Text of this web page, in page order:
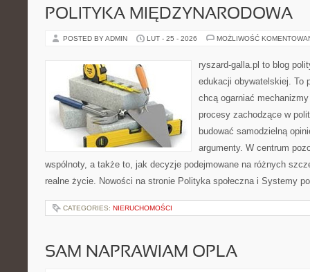
POLITYKA MIĘDZYNARODOWA
POSTED BY ADMIN LUT - 25 - 2026 MOŻLIWOŚĆ
ryszard-galla.pl to blog
edukacji obywatelskiej. To
chcą ogarniać
procesy zachodzące w
budować samodzielną
argumenty. W centrum
wspólnoty, a także to, jak decyzje podejmowane na różnych
realne życie. Nowości na stronie Polityka społeczna i Systemy
CATEGORIES: NIERUCHOMOŚCI
SAM NAPRAWIAM OPLA